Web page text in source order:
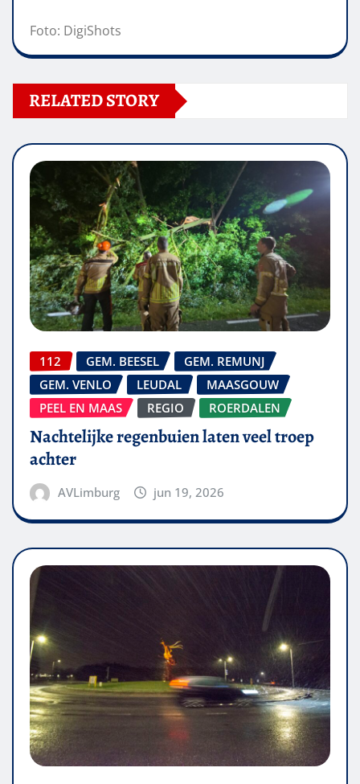
Foto: DigiShots
RELATED STORY
112 GEM. BEESEL
GEM. REMUNJ
GEM. VENLO
LEUDAL
MAASGOUW
PEEL EN MAAS
REGIO ROERDALEN
Nachtelijke regenbuien laten veel troep
achter
AVLimburg jun 19, 2026